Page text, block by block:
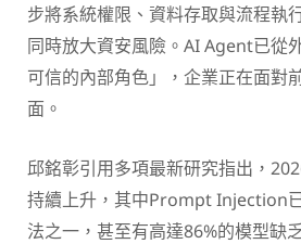
步將系統權限、資料存取與流程執
同時放大資安風險。AI Agent已從
可信的內部角色」，企業正在面對
面。
邱銘彰引用多項最新研究指出，
持續上升，其中Prompt Injection
法之一，甚至有高達86%的模型缺